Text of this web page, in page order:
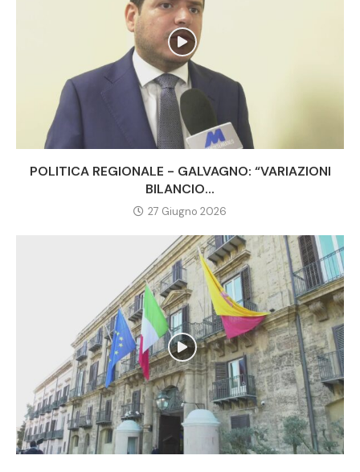
POLITICA REGIONALE - GALVAGNO: “VARIAZIONI
BILANCIO...
27 Giugno 2026